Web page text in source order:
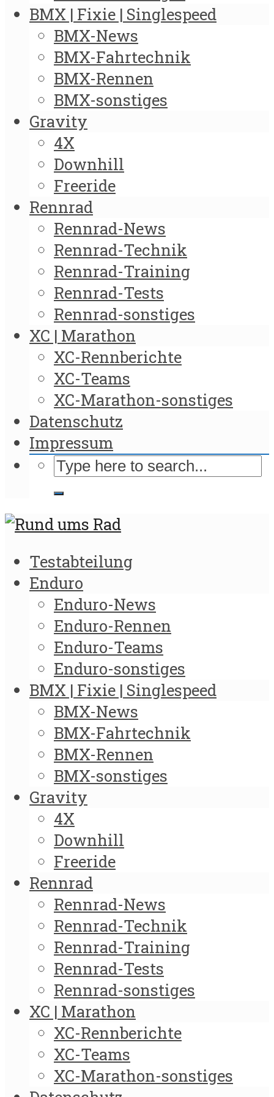
BMX | Fixie | Singlespeed
BMX-News
BMX-Fahrtechnik
BMX-Rennen
BMX-sonstiges
Gravity
4X
Downhill
Freeride
Rennrad
Rennrad-News
Rennrad-Technik
Rennrad-Training
Rennrad-Tests
Rennrad-sonstiges
XC | Marathon
XC-Rennberichte
XC-Teams
XC-Marathon-sonstiges
Datenschutz
Impressum
Testabteilung
Enduro
Enduro-News
Enduro-Rennen
Enduro-Teams
Enduro-sonstiges
BMX | Fixie | Singlespeed
BMX-News
BMX-Fahrtechnik
BMX-Rennen
BMX-sonstiges
Gravity
4X
Downhill
Freeride
Rennrad
Rennrad-News
Rennrad-Technik
Rennrad-Training
Rennrad-Tests
Rennrad-sonstiges
XC | Marathon
XC-Rennberichte
XC-Teams
XC-Marathon-sonstiges